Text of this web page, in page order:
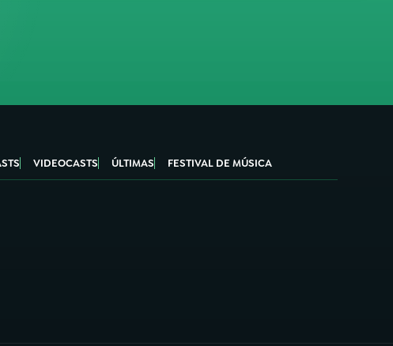
VIDEOCASTS ÚLTIMAS FESTIVAL DE MÚSICA